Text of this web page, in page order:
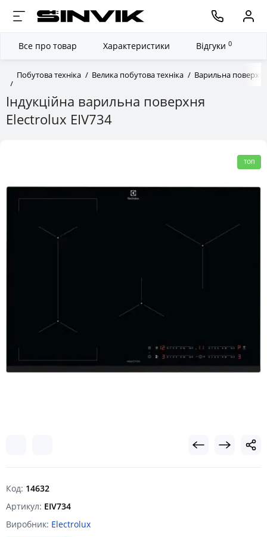
Побутова техніка Велика побутова техніка Варильна
Індукційна варильна поверхня
Electrolux EIV734
Все про товар Характеристики Відгуки 0
ТОП
Код: 14632
Артикул: EIV734
Виробник: Electrolux